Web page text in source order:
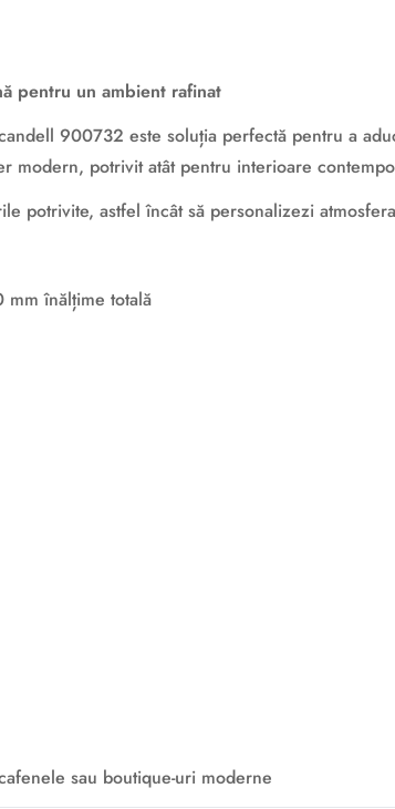
pentru un ambient rafinat
900732 este soluția perfectă pentru a
modern, potrivit atât pentru interioare
potrivite, astfel încât să personalizezi
înălțime totală
sau boutique-uri moderne